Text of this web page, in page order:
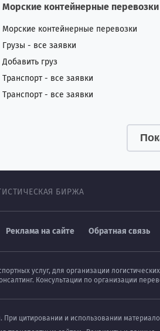
Морские контейнерные перевозки
Морские контейнерные перевозки
Грузы - все заявки
Добавить груз
Транспорт - все заявки
Транспорт - все заявки
БИРЖА
Реклама на сайте Обратная связь
услуг, для организации
Консультации по организации
цитировании и использовании